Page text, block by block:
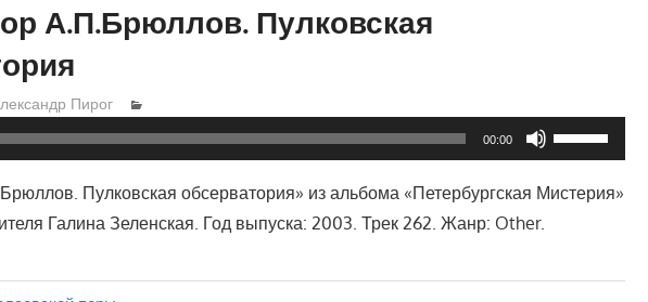
А.П.Брюллов. Пулковская
Пирог
00:00
Используйте
клавиши
вверх/
увеличить
Пулковская обсерватория» из альбома «Петербургская Мистерия»
Галина Зеленская. Год выпуска: 2003. Трек 262. Жанр: Other.